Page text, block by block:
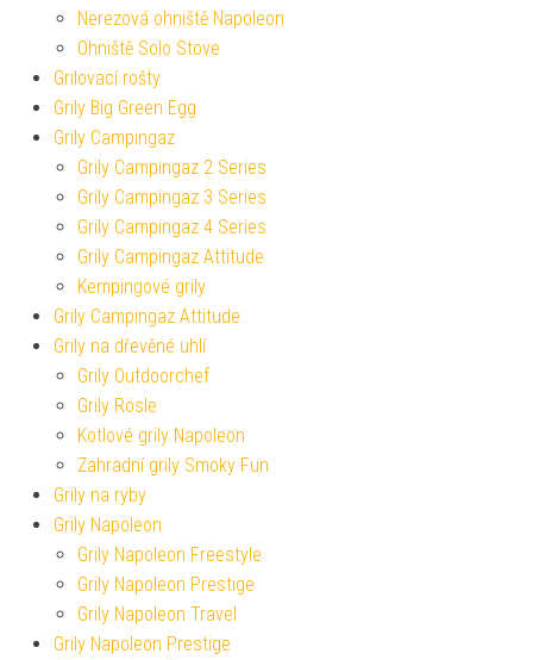
Nerezová ohniště Napoleon
Ohniště Solo Stove
Grilovací rošty
Grily Big Green Egg
Grily Campingaz
Grily Campingaz 2 Series
Grily Campingaz 3 Series
Grily Campingaz 4 Series
Grily Campingaz Attitude
Kempingové grily
Grily Campingaz Attitude
Grily na dřevěné uhlí
Grily Outdoorchef
Grily Rösle
Kotlové grily Napoleon
Zahradní grily Smoky Fun
Grily na ryby
Grily Napoleon
Grily Napoleon Freestyle
Grily Napoleon Prestige
Grily Napoleon Travel
Grily Napoleon Prestige